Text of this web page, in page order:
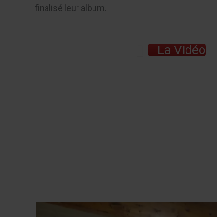
finalisé leur album.
La Vidéo